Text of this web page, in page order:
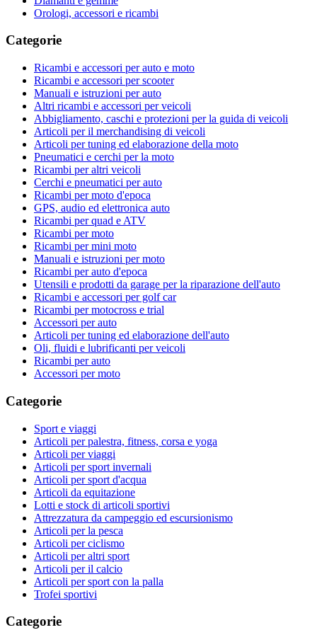
Orologi, accessori e ricambi
Categorie
Ricambi e accessori per auto e moto
Ricambi e accessori per scooter
Manuali e istruzioni per auto
Altri ricambi e accessori per veicoli
Abbigliamento, caschi e protezioni per la guida di veicoli
Articoli per il merchandising di veicoli
Articoli per tuning ed elaborazione della moto
Pneumatici e cerchi per la moto
Ricambi per altri veicoli
Cerchi e pneumatici per auto
Ricambi per moto d'epoca
GPS, audio ed elettronica auto
Ricambi per quad e ATV
Ricambi per moto
Ricambi per mini moto
Manuali e istruzioni per moto
Ricambi per auto d'epoca
Utensili e prodotti da garage per la riparazione dell'auto
Ricambi e accessori per golf car
Ricambi per motocross e trial
Accessori per auto
Articoli per tuning ed elaborazione dell'auto
Oli, fluidi e lubrificanti per veicoli
Ricambi per auto
Accessori per moto
Categorie
Sport e viaggi
Articoli per palestra, fitness, corsa e yoga
Articoli per viaggi
Articoli per sport invernali
Articoli per sport d'acqua
Articoli da equitazione
Lotti e stock di articoli sportivi
Attrezzatura da campeggio ed escursionismo
Articoli per la pesca
Articoli per ciclismo
Articoli per altri sport
Articoli per il calcio
Articoli per sport con la palla
Trofei sportivi
Categorie